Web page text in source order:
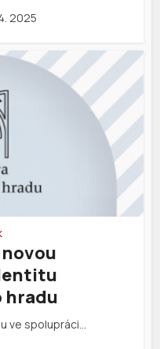
2025
hradu
ve spolupráci…